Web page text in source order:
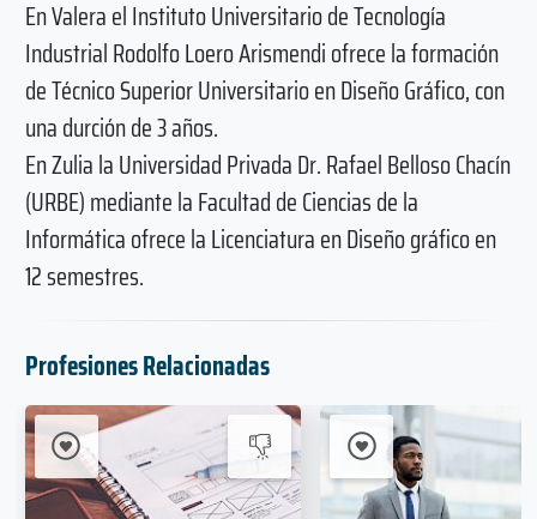
En Valera el Instituto Universitario de Tecnología
Industrial Rodolfo Loero Arismendi ofrece la formación
de Técnico Superior Universitario en Diseño Gráfico, con
una durción de 3 años.
En Zulia la Universidad Privada Dr. Rafael Belloso Chacín
(URBE) mediante la Facultad de Ciencias de la
Informática ofrece la Licenciatura en Diseño gráfico en
12 semestres.
Profesiones Relacionadas